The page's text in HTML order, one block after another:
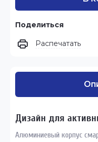
Поделиться
Распечатать
Дизайн для
Алюминиевый корпус